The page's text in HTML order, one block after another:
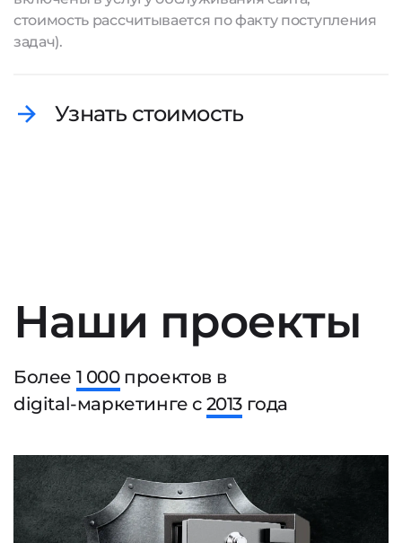
стоимость рассчитывается по факту поступления
задач).
Узнать стоимость
Наши проекты
Более 1 000проектов в
digital-маркетинге с 2013 года